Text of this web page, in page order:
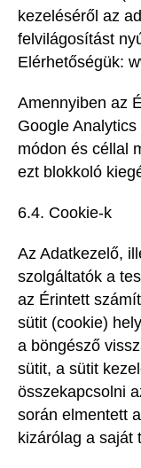
kezeléséről az
felvilágosítást
Elérhetőségük:
Amennyiben az
Google
módon és céllal
ezt blokkoló
6.4. Cookie-k
Az Adatkezelő,
szolgáltatók a
az Érintett
sütit (cookie)
a böngésző
sütit, a sütit
összekapcsolni
során elmentett
kizárólag a saját